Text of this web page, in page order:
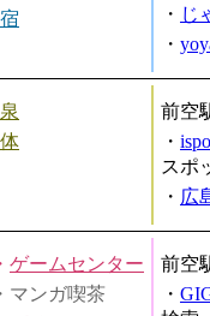
・ じ
・
前空
・
スポ
・ 広
・ ゲームセンター
・マンガ喫茶
前空
・